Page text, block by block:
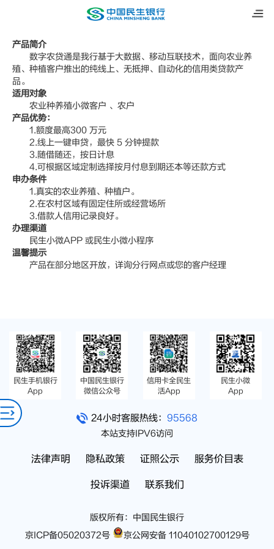
产品简介
数字农贷通是我行基于大数据、移动互联技术，面向农业养
殖、种植客户推出的纯线上、无抵押、自动化的信用类贷款产
品。
适用对象
农业种养殖小微客户 、农户
产品优势：
1.额度最高300 万元
2.线上一键申贷，最快 5 分钟提款
3.随借随还，按日计息
4.可根据区域定制选择按月付息到期还本等还款方式
申办条件
1.真实的农业养殖、种植户。
2.在农村区域有固定住所或经营场所
3.借款人信用记录良好。
办理渠道
民生小微APP 或民生小微小程序
温馨提示
产品在部分地区开放，详询分行网点或您的客户经理
民生手机银行
App
中国民生银行
微信公众号
信用卡全民生
活App
民生小微
App
24小时客服热线： 95568
本站支持IPV6访问
法律声明 隐私政策 证照公示 服务价目表
投诉渠道 联系我们
版权所有：中国民生银行
京ICP备05020372号
京公网安备 11040102700129号